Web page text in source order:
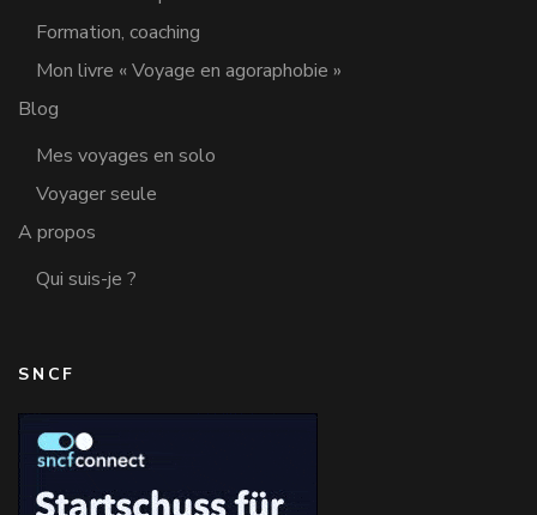
Formation, coaching
Mon livre « Voyage en agoraphobie »
Blog
Mes voyages en solo
Voyager seule
A propos
Qui suis-je ?
SNCF